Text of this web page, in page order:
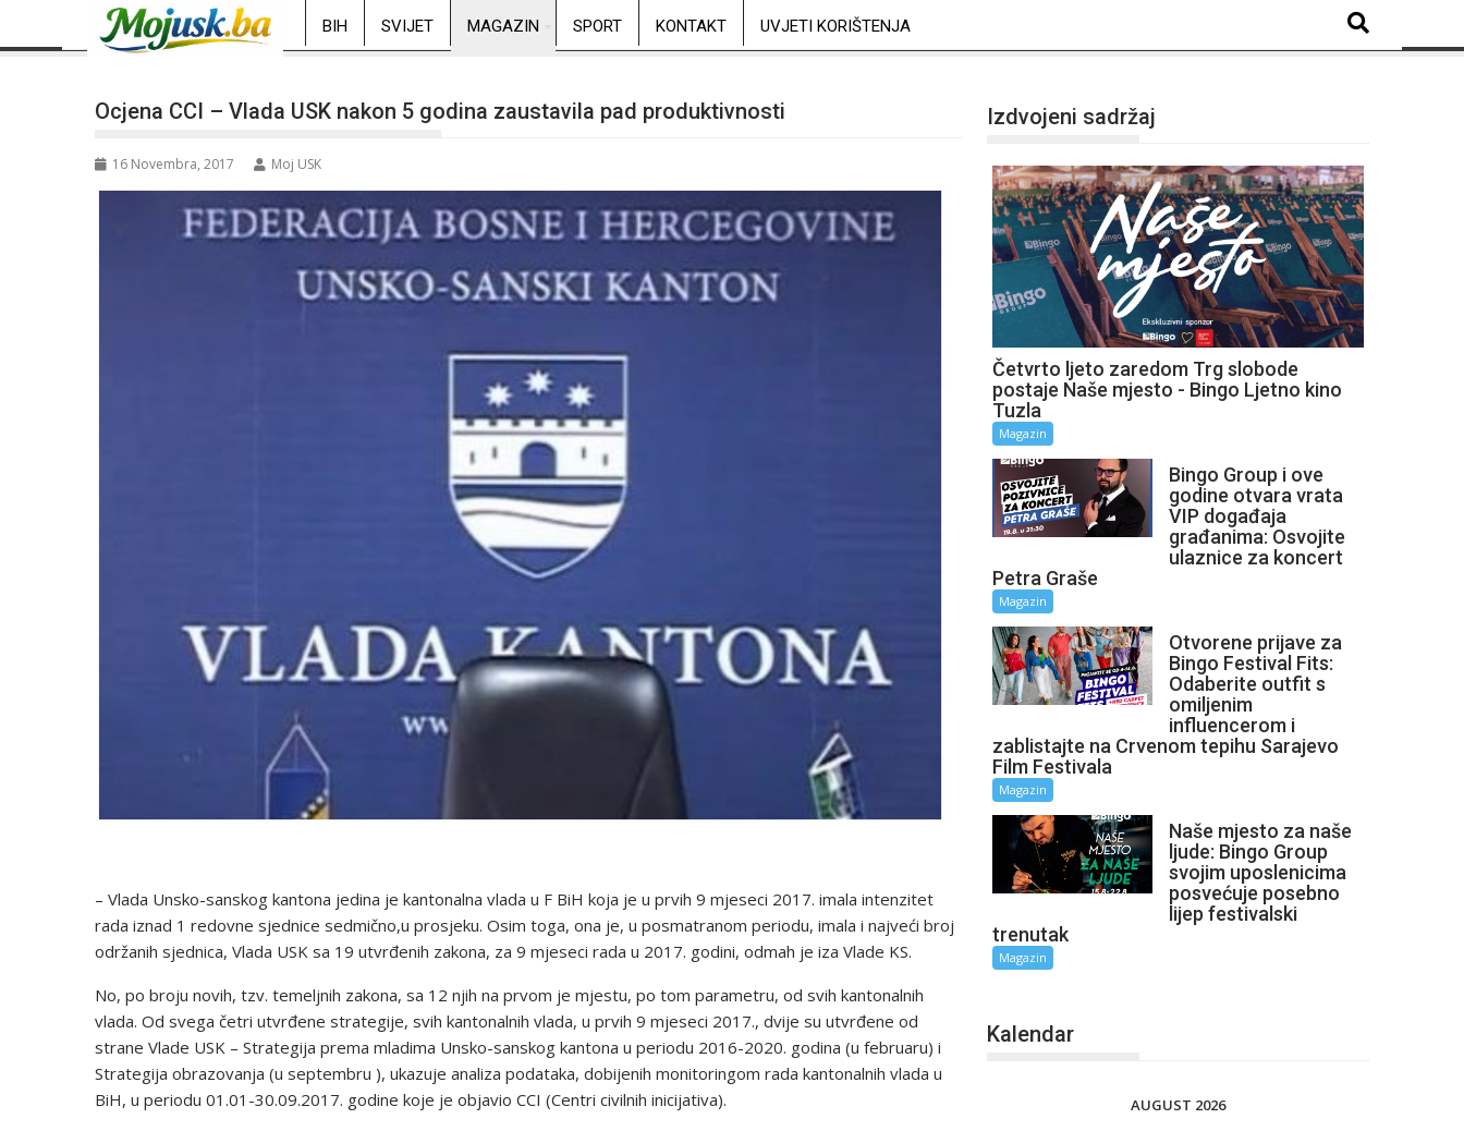
BIH SVIJET MAGAZIN SPORT KONTAKT UVJETI KORIŠTENJA
Ocjena CCI – Vlada USK nakon 5 godina zaustavila pad produktivnosti
16 Novembra, 2017 Moj USK
– Vlada Unsko-sanskog kantona jedina je kantonalna vlada u F BiH koja je u prvih 9 mjeseci 2017. imala intenzitet
rada iznad 1 redovne sjednice sedmično,u prosjeku. Osim toga, ona je, u posmatranom periodu, imala i najveći broj
održanih sjednica, Vlada USK sa 19 utvrđenih zakona, za 9 mjeseci rada u 2017. godini, odmah je iza Vlade KS.
No, po broju novih, tzv. temeljnih zakona, sa 12 njih na prvom je mjestu, po tom parametru, od svih kantonalnih
vlada. Od svega četri utvrđene strategije, svih kantonalnih vlada, u prvih 9 mjeseci 2017., dvije su utvrđene od
strane Vlade USK – Strategija prema mladima Unsko-sanskog kantona u periodu 2016-2020. godina (u februaru) i
Strategija obrazovanja (u septembru ), ukazuje analiza podataka, dobijenih monitoringom rada kantonalnih vlada u
BiH, u periodu 01.01-30.09.2017. godine koje je objavio CCI (Centri civilnih inicijativa).
Izdvojeni sadržaj
Četvrto ljeto zaredom Trg slobode
postaje Naše mjesto - Bingo Ljetno kino
Tuzla
Magazin
Bingo Group i ove
godine otvara vrata
VIP događaja
građanima: Osvojite
ulaznice za koncert
Petra Graše
Magazin
Otvorene prijave za
Bingo Festival Fits:
Odaberite outfit s
omiljenim
influencerom i
zablistajte na Crvenom tepihu Sarajevo
Film Festivala
Magazin
Naše mjesto za naše
ljude: Bingo Group
svojim uposlenicima
posvećuje posebno
lijep festivalski
trenutak
Magazin
Kalendar
AUGUST 2026